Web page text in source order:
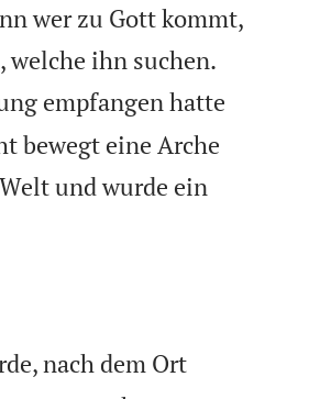
wer zu Gott kommt,
welche ihn suchen.
empfangen hatte
bewegt eine Arche
und wurde ein
nach dem Ort